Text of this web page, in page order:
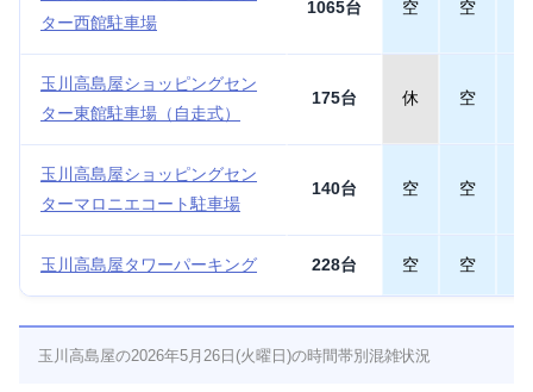
ター西館駐車場
1065台 空 空
玉川高島屋ショッピングセン
ター東館駐車場（自走式）
175台 休 空
玉川高島屋ショッピングセン
ターマロニエコート駐車場
140台 空 空
玉川高島屋タワーパーキング 228台 空 空
玉川高島屋の2026年5月26日(火曜日)の時間帯別混雑状況